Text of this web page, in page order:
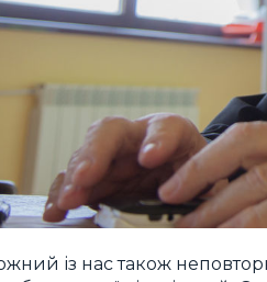
із нас також